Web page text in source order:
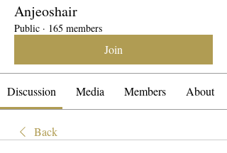
Anjeoshair
Public · 165 members
Join
Discussion Media Members About
Back